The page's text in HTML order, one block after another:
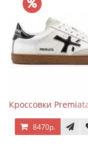
Кроссовки
8470р.